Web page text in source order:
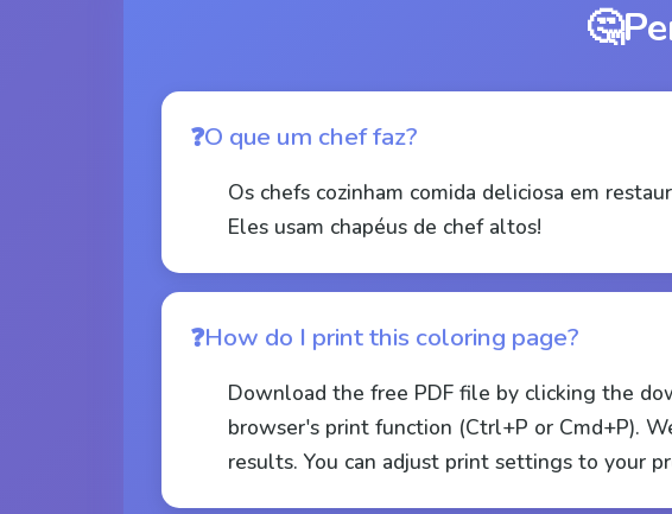
🤔
O que um chef faz?
Os chefs cozinham comida deliciosa em
Eles usam chapéus de chef altos!
How do I print this coloring page?
Download the free PDF file by clicking the
browser's print function (Ctrl+P or Cmd+P).
results. You can adjust print settings to your